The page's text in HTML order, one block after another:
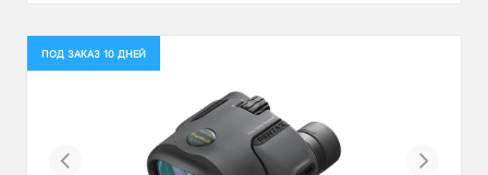
ПОД ЗАКАЗ 10 ДНЕЙ
Previous Next